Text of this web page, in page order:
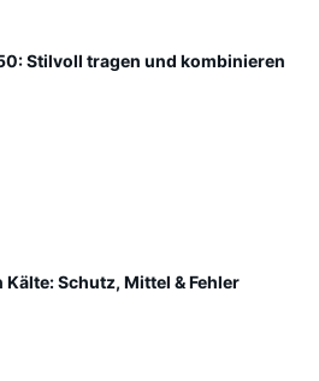
Stilvoll tragen und kombinieren
Schutz, Mittel & Fehler